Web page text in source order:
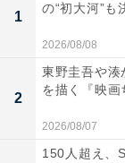
台詞の多さに
ことが多い経
部の仕事も垣
大人たちの闘
1
の“初大河”も
2026/08/08
2
東野圭吾や湊
を描く『映画
2026/08/07
150人超え、